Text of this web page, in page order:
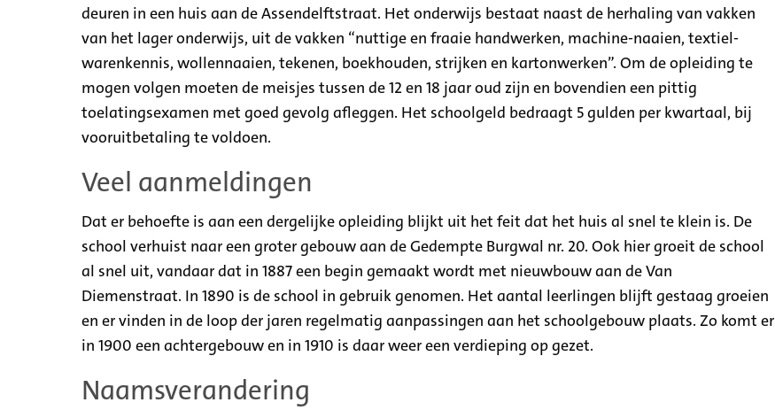
deuren in een huis aan de Assendelftstraat. Het onderwijs bestaat naast de herhaling van vakken
van het lager onderwijs, uit de vakken “nuttige en fraaie handwerken, machine-naaien, textiel-
warenkennis, wollennaaien, tekenen, boekhouden, strijken en kartonwerken”. Om de opleiding te
mogen volgen moeten de meisjes tussen de 12 en 18 jaar oud zijn en bovendien een pittig
toelatingsexamen met goed gevolg afleggen. Het schoolgeld bedraagt 5 gulden per kwartaal, bij
vooruitbetaling te voldoen.
Veel aanmeldingen
Dat er behoefte is aan een dergelijke opleiding blijkt uit het feit dat het huis al snel te klein is. De
school verhuist naar een groter gebouw aan de Gedempte Burgwal nr. 20. Ook hier groeit de school
al snel uit, vandaar dat in 1887 een begin gemaakt wordt met nieuwbouw aan de Van
Diemenstraat. In 1890 is de school in gebruik genomen. Het aantal leerlingen blijft gestaag groeien
en er vinden in de loop der jaren regelmatig aanpassingen aan het schoolgebouw plaats. Zo komt er
in 1900 een achtergebouw en in 1910 is daar weer een verdieping op gezet.
Naamsverandering